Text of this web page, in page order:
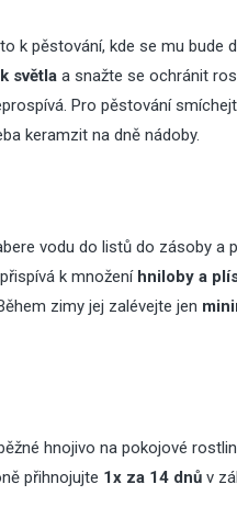
k pěstování, kde se mu bude
světla a snažte se ochránit
Pro pěstování
keramzit na dně nádoby.
vodu do listů do zásoby a
k množení hniloby a
zimy jej zalévejte jen
hnojivo na pokojové
přihnojujte 1x za 14 dnů v
Zahradní trpaslík:
která zdobí